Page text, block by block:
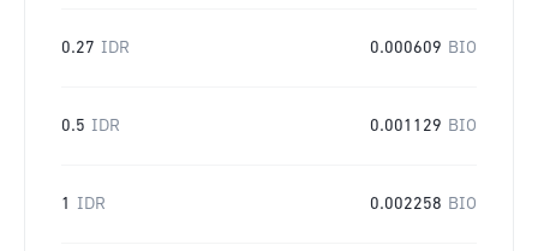
0.27 IDR 0.000609 BIO
0.5 IDR 0.001129 BIO
1 IDR 0.002258 BIO